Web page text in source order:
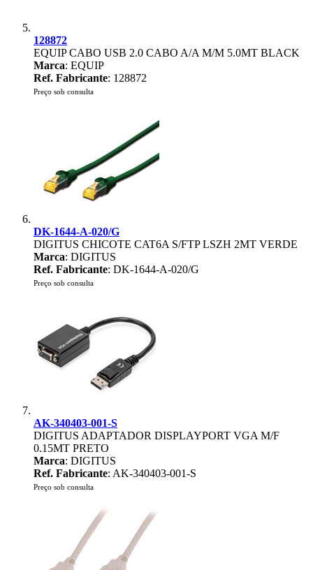
128872
EQUIP CABO USB 2.0 CABO A/A M/M 5.0MT BLACK
Marca: EQUIP
Ref. Fabricante: 128872
Preço sob consulta
DK-1644-A-020/G
DIGITUS CHICOTE CAT6A S/FTP LSZH 2MT VERDE
Marca: DIGITUS
Ref. Fabricante: DK-1644-A-020/G
Preço sob consulta
AK-340403-001-S
DIGITUS ADAPTADOR DISPLAYPORT VGA M/F
0.15MT PRETO
Marca: DIGITUS
Ref. Fabricante: AK-340403-001-S
Preço sob consulta